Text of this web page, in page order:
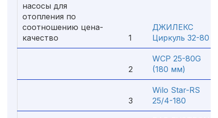
насосы для
отопления по
соотношению цена-
качество
1
ДЖИЛЕКС
Циркуль 32-80
2
WCP 25-80G
(180 мм)
3
Wilo Star-RS
25/4-180